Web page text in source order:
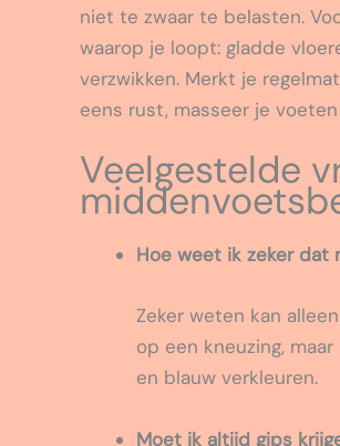
niet te zwaar te belasten.
waarop je loopt: gladde
verzwikken. Merkt je
eens rust, masseer je
Veelgestelde
Hoe weet ik zeker dat
Zeker weten kan
op een kneuzing,
en blauw verkleuren.
Moet ik altijd gips